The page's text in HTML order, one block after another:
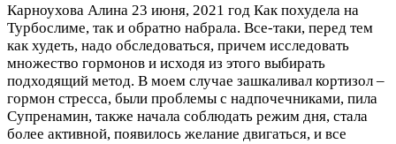
Карноухова Алина 23 июня, 2021 год Как похудела на
Турбослиме, так и обратно набрала. Все-таки, перед тем
как худеть, надо обследоваться, причем исследовать
множество гормонов и исходя из этого выбирать
подходящий метод. В моем случае зашкаливал кортизол –
гормон стресса, были проблемы с надпочечниками, пила
Супренамин, также начала соблюдать режим дня, стала
более активной, появилось желание двигаться, и все